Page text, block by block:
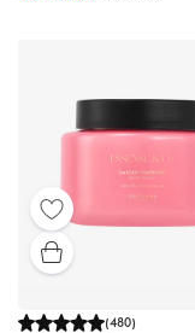
(480)